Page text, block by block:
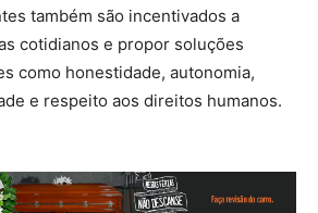
também são incentivados a
cotidianos e propor soluções
como honestidade, autonomia,
e respeito aos direitos humanos.